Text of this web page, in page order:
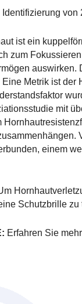
Identifizierung
ist ein
zum
Metrik ist
mit
einem
Schutzbrille zu
Erfahren Sie